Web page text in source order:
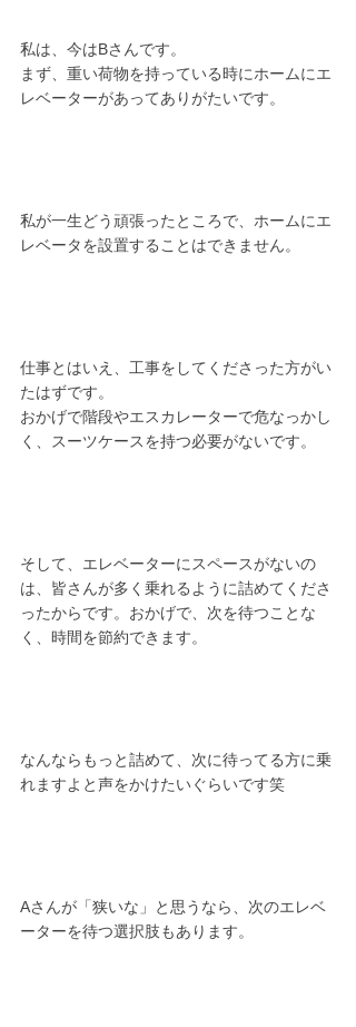
私は、今はBさんです。
まず、重い荷物を持っている時にホームにエ
レベーターがあってありがたいです。
私が一生どう頑張ったところで、ホームにエ
レベータを設置することはできません。
仕事とはいえ、工事をしてくださった方がい
たはずです。
おかげで階段やエスカレーターで危なっかし
く、スーツケースを持つ必要がないです。
そして、エレベーターにスペースがないの
は、皆さんが多く乗れるように詰めてくださ
ったからです。おかげで、次を待つことな
く、時間を節約できます。
なんならもっと詰めて、次に待ってる方に乗
れますよと声をかけたいぐらいです笑
Aさんが「狭いな」と思うなら、次のエレベ
ーターを待つ選択肢もあります。